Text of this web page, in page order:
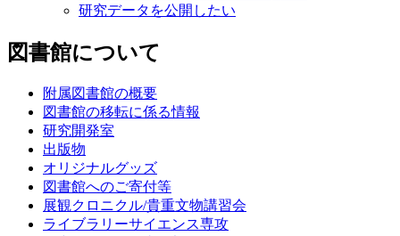
研究データを公開したい
図書館について
附属図書館の概要
図書館の移転に係る情報
研究開発室
出版物
オリジナルグッズ
図書館へのご寄付等
展観クロニクル/貴重文物講習会
ライブラリーサイエンス専攻